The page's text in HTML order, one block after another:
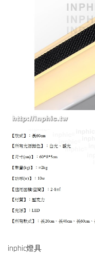
inphic燈具